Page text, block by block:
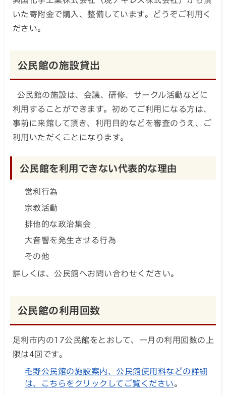
いた寄附金で購入、整備しています。どうぞご利用く
ださい。
公民館の施設貸出
公民館の施設は、会議、研修、サークル活動などに
利用することができます。初めてご利用になる方は、
事前に来館して頂き、利用目的などを審査のうえ、ご
利用いただくことになります。
公民館を利用できない代表的な理由
営利行為
宗教活動
排他的な政治集会
大音響を発生させる行為
その他
詳しくは、公民館へお問い合わせください。
公民館の利用回数
足利市内の17公民館をとおして、一月の利用回数の上
限は4回です。
毛野公民館の施設案内、公民館使用料などの詳細
は、こちらをクリックしてご覧ください。